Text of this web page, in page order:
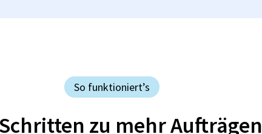
So funktioniert’s
zu mehr Aufträgen